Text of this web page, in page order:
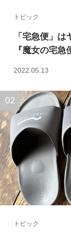
トピック
「宅急便」
『魔女の宅
2022.05.13
トピック